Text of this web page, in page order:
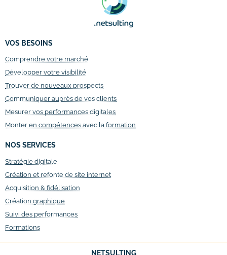
VOS BESOINS
Comprendre votre marché
Développer votre visibilité
Trouver de nouveaux prospects
Communiquer auprès de vos clients
Mesurer vos performances digitales
Monter en compétences avec la formation
NOS SERVICES
Stratégie digitale
Création et refonte de site internet
Acquisition & fidélisation
Création graphique
Suivi des performances
Formations
NETSULTING